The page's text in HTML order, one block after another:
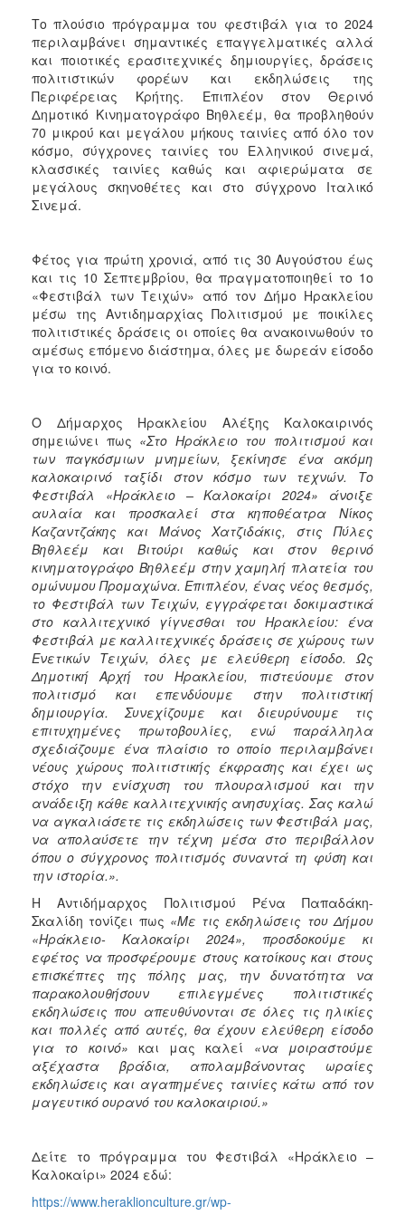
Το πλούσιο πρόγραμμα του φεστιβάλ για το 2024
περιλαμβάνει σημαντικές επαγγελματικές αλλά
και ποιοτικές ερασιτεχνικές δημιουργίες, δράσεις
πολιτιστικών φορέων και εκδηλώσεις της
Περιφέρειας Κρήτης. Επιπλέον στον Θερινό
Δημοτικό Κινηματογράφο Βηθλεέμ, θα προβληθούν
70 μικρού́ και μεγάλου μήκους ταινίες από́ όλο τον
κόσμο, σύγχρονες ταινίες του Ελληνικού́ σινεμά́,
κλασσικές ταινίες καθώς και αφιερώματα σε
μεγάλους σκηνοθέτες και στο σύγχρονο Ιταλικό́
Σινεμά́.
Φέτος για πρώτη χρονιά, από τις 30 Αυγούστου έως
και τις 10 Σεπτεμβρίου, θα πραγματοποιηθεί το 1ο
«Φεστιβάλ των Τειχών» από τον Δήμο Ηρακλείου
μέσω της Αντιδημαρχίας Πολιτισμού με ποικίλες
πολιτιστικές δράσεις οι οποίες θα ανακοινωθούν το
αμέσως επόμενο διάστημα, όλες με δωρεάν είσοδο
για το κοινό.
Ο Δήμαρχος Ηρακλείου Αλέξης Καλοκαιρινός
σημειώνει πως «Στο Ηράκλειο του πολιτισμού και
των παγκόσμιων μνημείων, ξεκίνησε ένα ακόμη
καλοκαιρινό ταξίδι στον κόσμο των τεχνών. Το
Φεστιβάλ «Ηράκλειο – Καλοκαίρι 2024» άνοιξε
αυλαία και προσκαλεί στα κηποθέατρα Νίκος
Καζαντζάκης και Μάνος Χατζιδάκις, στις Πύλες
Βηθλεέμ και Βιτούρι καθώς και στον θερινό
κινηματογράφο Βηθλεέμ στην χαμηλή πλατεία του
ομώνυμου Προμαχώνα. Επιπλέον, ένας νέος θεσμός,
το Φεστιβάλ των Τειχών, εγγράφεται δοκιμαστικά
στο καλλιτεχνικό γίγνεσθαι του Ηρακλείου: ένα
Φεστιβάλ με καλλιτεχνικές δράσεις σε χώρους των
Ενετικών Τειχών, όλες με ελεύθερη είσοδο. Ως
Δημοτική Αρχή του Ηρακλείου, πιστεύουμε στον
πολιτισμό και επενδύουμε στην πολιτιστική
δημιουργία. Συνεχίζουμε και διευρύνουμε τις
επιτυχημένες πρωτοβουλίες, ενώ παράλληλα
σχεδιάζουμε ένα πλαίσιο το οποίο περιλαμβάνει
νέους χώρους πολιτιστικής έκφρασης και έχει ως
στόχο την ενίσχυση του πλουραλισμού και την
ανάδειξη κάθε καλλιτεχνικής ανησυχίας. Σας καλώ
να αγκαλιάσετε τις εκδηλώσεις των Φεστιβάλ μας,
να απολαύσετε την τέχνη μέσα στο περιβάλλον
όπου ο σύγχρονος πολιτισμός συναντά τη φύση και
την ιστορία.».
Η Αντιδήμαρχος Πολιτισμού Ρένα Παπαδάκη-
Σκαλίδη τονίζει πως «Με τις εκδηλώσεις του Δήμου
«Ηράκλειο- Καλοκαίρι 2024», προσδοκούμε κι
εφέτος να προσφέρουμε στους κατοίκους και στους
επισκέπτες της πόλης μας, την δυνατότητα να
παρακολουθήσουν επιλεγμένες πολιτιστικές
εκδηλώσεις που απευθύνονται σε όλες τις ηλικίες
και πολλές από αυτές, θα έχουν ελεύθερη είσοδο
για το κοινό» και μας καλεί «να μοιραστούμε
αξέχαστα βράδια, απολαμβάνοντας ωραίες
εκδηλώσεις και αγαπημένες ταινίες κάτω από τον
μαγευτικό ουρανό του καλοκαιριού.»
Δείτε το πρόγραμμα του Φεστιβάλ «Ηράκλειο –
Καλοκαίρι» 2024 εδώ:
https://www.heraklionculture.gr/wp-